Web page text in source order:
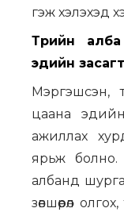
гэж хэлэхэд
Төрийн
эдийн засагт
Мэргэшсэн,
цаана
ажиллах
ярьж болно.
албанд
зөвшөөрөл